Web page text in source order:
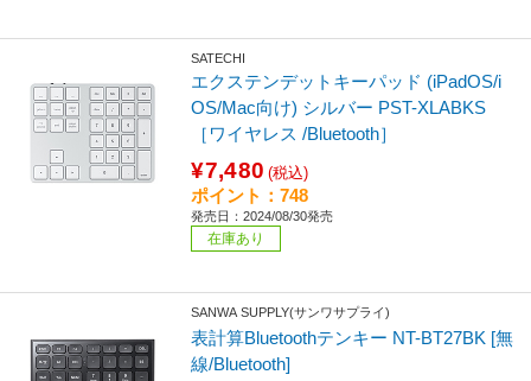
SATECHI
エクステンデットキーパッド (iPadOS/i
OS/Mac向け) シルバー PST-XLABKS
［ワイヤレス /Bluetooth］
¥7,480 (税込)
ポイント：748
発売日：2024/08/30発売
在庫あり
SANWA SUPPLY(サンワサプライ)
表計算Bluetoothテンキー NT-BT27BK [無
線/Bluetooth]